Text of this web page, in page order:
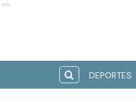
Ads
DEPORTES